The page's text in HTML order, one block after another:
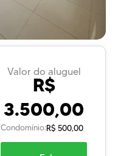
Valor do aluguel
R$
3.500,00
Condomínio:R$ 500,00